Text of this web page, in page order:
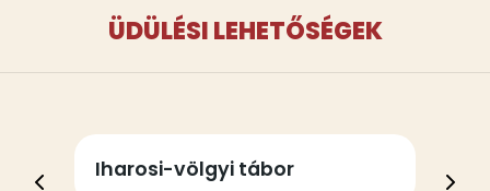
ÜDÜLÉSI LEHETŐSÉGEK
Városi üdülési lehetőség